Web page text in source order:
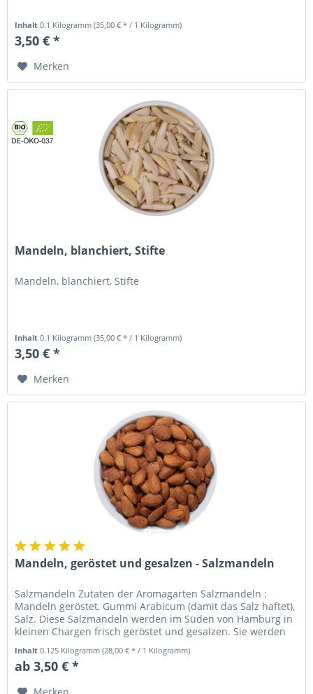
Inhalt0.1 Kilogramm(35,00 € * / 1 Kilogramm)
3,50 € *
Merken
Mandeln, blanchiert, Stifte
Mandeln, blanchiert, Stifte
Inhalt0.1 Kilogramm(35,00 € * / 1 Kilogramm)
3,50 € *
Merken
Mandeln, geröstet und gesalzen - Salzmandeln
Salzmandeln Zutaten der Aromagarten Salzmandeln :
Mandeln geröstet, Gummi Arabicum (damit das Salz haftet),
Salz. Diese Salzmandeln werden im Süden von Hamburg in
kleinen Chargen frisch geröstet und gesalzen. Sie werden
Inhalt0.125 Kilogramm(28,00 € * / 1 Kilogramm)
ab 3,50 € *
Merken